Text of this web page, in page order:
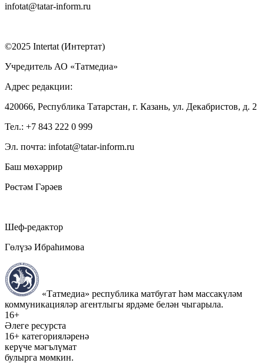
infotat@tatar-inform.ru
©2025 Intertat (Интертат)
Учредитель АО «Татмедиа»
Адрес редакции:
420066, Республика Татарстан, г. Казань, ул. Декабристов, д. 2
Тел.: +7 843 222 0 999
Эл. почта: infotat@tatar-inform.ru
Баш мөхәррир
Рөстәм Гәрәев
Шеф-редактор
Гөлүзә Ибраһимова
«Татмедиа» республика матбугат һәм массакүләм
коммуникацияләр агентлыгы ярдәме белән чыгарыла.
16+
Әлеге ресурста
16+ категорияләренә
керүче мәгълүмат
булырга мөмкин.